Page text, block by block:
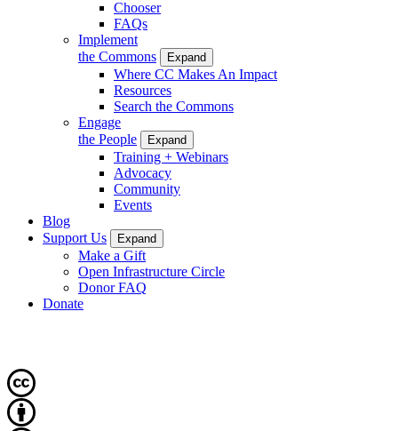
Chooser
FAQs
Implement
the Commons
Expand
Where CC Makes An Impact
Resources
Search the Commons
Engage
the People
Expand
Training + Webinars
Advocacy
Community
Events
Blog
Support Us
Expand
Make a Gift
Open Infrastructure Circle
Donor FAQ
Donate